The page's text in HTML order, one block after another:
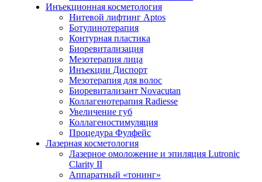
Инъекционная косметология
Нитевой лифтинг Aptos
Ботулинотерапия
Контурная пластика
Биоревитализация
Мезотерапия лица
Инъекции Диспорт
Мезотерапия для волос
Биоревитализант Novacutan
Коллагенотерапия Radiesse
Увеличение губ
Коллагеностимуляция
Процедура Фулфейс
Лазерная косметология
Лазерное омоложение и эпиляция Lutronic
Clarity II
Аппаратный «тонинг»